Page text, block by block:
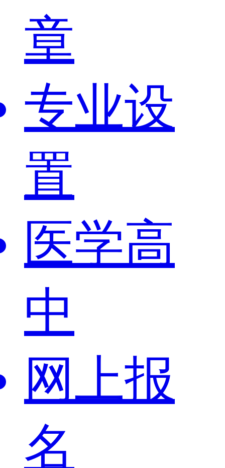
章
专业设
置
医学高
中
网上报
名